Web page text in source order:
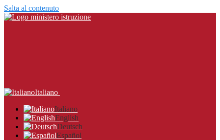
Salta al contenuto
Italiano
Italiano
English
Deutsch
Español